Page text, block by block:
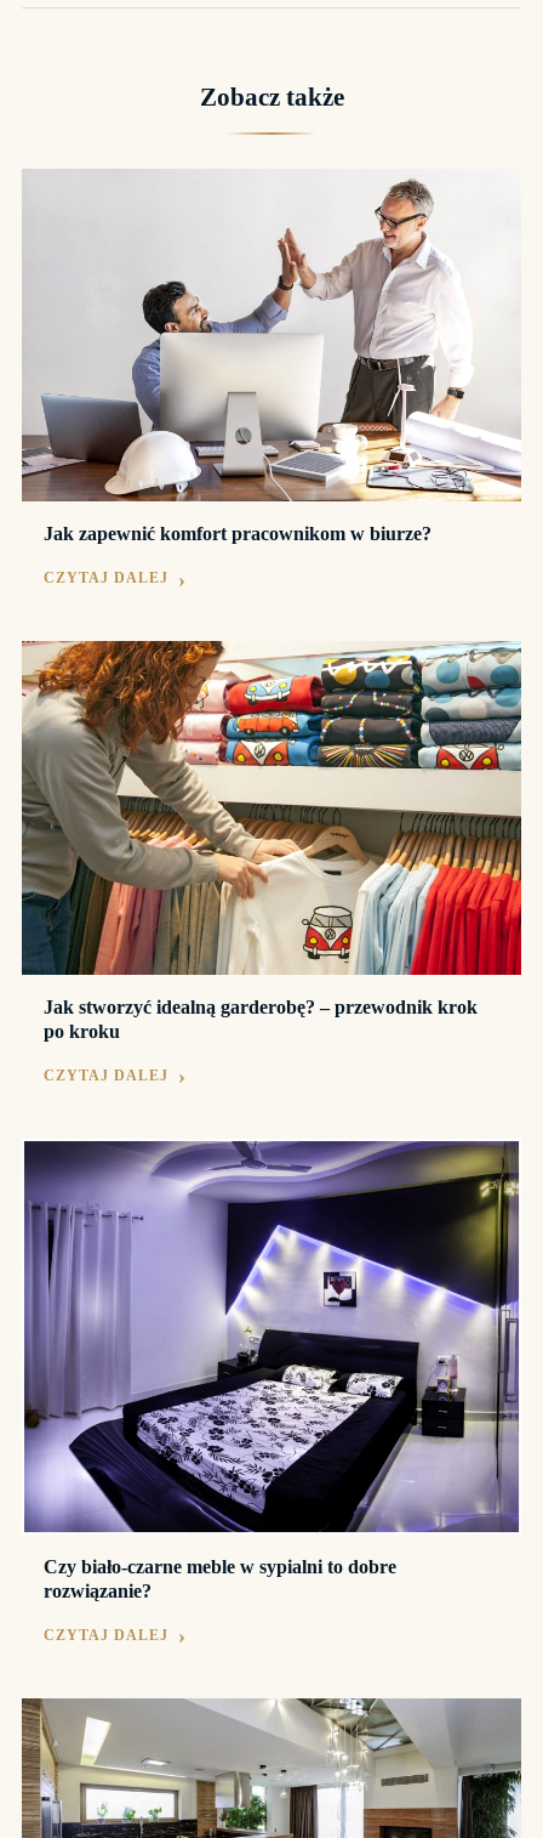
Zobacz także
Jak zapewnić komfort pracownikom w biurze?
CZYTAJ DALEJ
Jak stworzyć idealną garderobę? – przewodnik krok
po kroku
CZYTAJ DALEJ
Czy biało-czarne meble w sypialni to dobre
rozwiązanie?
CZYTAJ DALEJ